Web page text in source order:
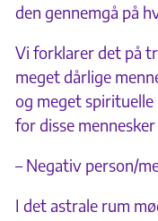
den gennemgå på
Vi forklarer det på
meget dårlige
og meget
for disse
– Negativ person/
I det astrale rum